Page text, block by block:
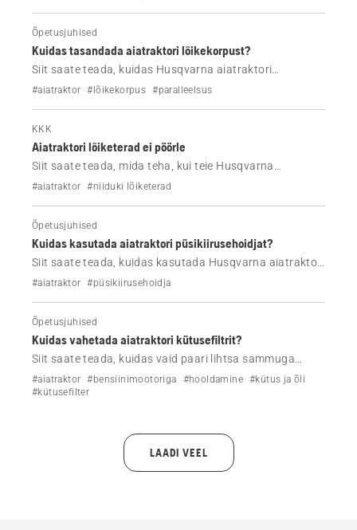
Õpetusjuhised
Kuidas tasandada aiatraktori lõikekorpust?
Siit saate teada, kuidas Husqvarna aiatraktori
lõikekorpusel reguleerida külgsuunalist ja pikisuunas
#aiatraktor #lõikekorpus #paralleelsus
KKK
Aiatraktori lõiketerad ei pöörle
Siit saate teada, mida teha, kui teie Husqvarna
aiatraktori lõiketerad ei pöörle.
#aiatraktor #niiduki lõiketerad
Õpetusjuhised
Kuidas kasutada aiatraktori püsikiirusehoidjat?
Siit saate teada, kuidas kasutada Husqvarna aiatraktori
püsikiirusehoidjat
#aiatraktor #püsikiirusehoidja
Õpetusjuhised
Kuidas vahetada aiatraktori kütusefiltrit?
Siit saate teada, kuidas vaid paari lihtsa sammuga
Husqvarna aiatraktori kütusefiltrit vahetada.
#aiatraktor #bensiinimootoriga #hooldamine #kütus ja õli
#kütusefilter
LAADI VEEL